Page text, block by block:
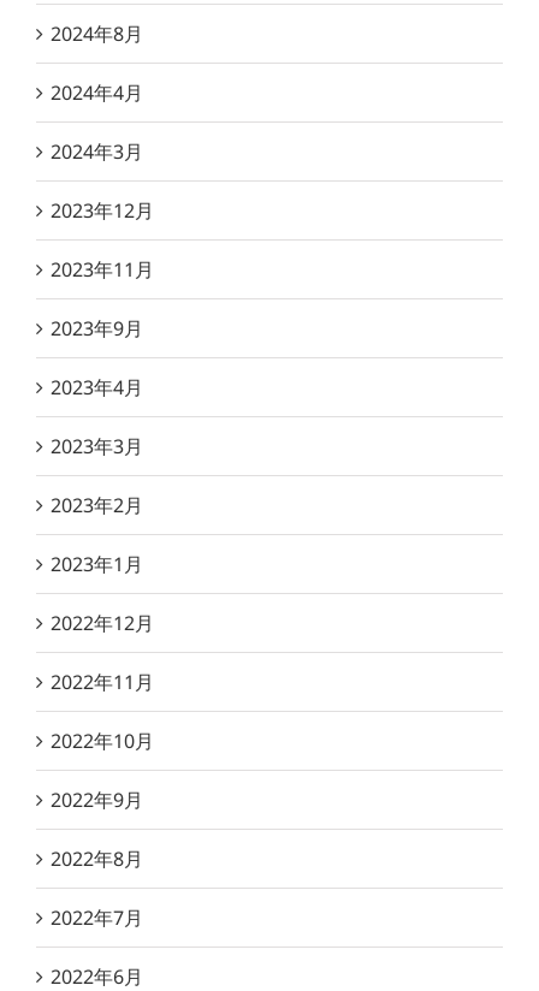
2024年8月
2024年4月
2024年3月
2023年12月
2023年11月
2023年9月
2023年4月
2023年3月
2023年2月
2023年1月
2022年12月
2022年11月
2022年10月
2022年9月
2022年8月
2022年7月
2022年6月